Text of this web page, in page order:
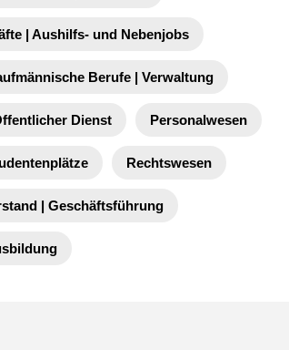
| Aushilfs- und Nebenjobs
Berufe | Verwaltung
Dienst Personalwesen
Rechtswesen
| Geschäftsführung